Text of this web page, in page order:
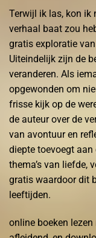
Terwijl ik las, kon ik
verhaal baat zou
gratis exploratie
Uiteindelijk zijn de
veranderen. Als
opgewonden om
frisse kijk op de
de auteur over de
van avontuur en
diepte toevoegt
thema’s van liefde,
gratis waardoor dit
leeftijden.
online boeken